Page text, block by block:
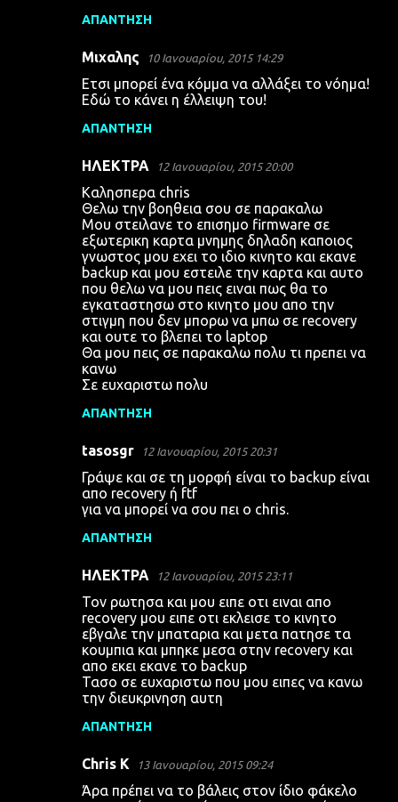
ΑΠΆΝΤΗΣΗ
Μιχαλης 10 Ιανουαρίου, 2015 14:29
Ετσι μπορεί ένα κόμμα να αλλάξει το νόημα!
Εδώ το κάνει η έλλειψη του!
ΑΠΆΝΤΗΣΗ
ΗΛΕΚΤΡΑ 12 Ιανουαρίου, 2015 20:00
Καλησπερα chris
Θελω την βοηθεια σου σε παρακαλω
Μου στειλανε το επισημο firmware σε
εξωτερικη καρτα μνημης δηλαδη καποιος
γνωστος μου εχει το ιδιο κινητο και εκανε
backup και μου εστειλε την καρτα και αυτο
που θελω να μου πεις ειναι πως θα το
εγκαταστησω στο κινητο μου απο την
στιγμη που δεν μπορω να μπω σε recovery
και ουτε το βλεπει το laptop
Θα μου πεις σε παρακαλω πολυ τι πρεπει να
κανω
Σε ευχαριστω πολυ
ΑΠΆΝΤΗΣΗ
tasosgr 12 Ιανουαρίου, 2015 20:31
Γράψε και σε τη μορφή είναι το backup είναι
απο recovery ή ftf
για να μπορεί να σου πει ο chris.
ΑΠΆΝΤΗΣΗ
ΗΛΕΚΤΡΑ 12 Ιανουαρίου, 2015 23:11
Τον ρωτησα και μου ειπε οτι ειναι απο
recovery μου ειπε οτι εκλεισε το κινητο
εβγαλε την μπαταρια και μετα πατησε τα
κουμπια και μπηκε μεσα στην recovery και
απο εκει εκανε το backup
Τασο σε ευχαριστω που μου ειπες να κανω
την διευκρινηση αυτη
ΑΠΆΝΤΗΣΗ
Chris K 13 Ιανουαρίου, 2015 09:24
Άρα πρέπει να το βάλεις στον ίδιο φάκελο